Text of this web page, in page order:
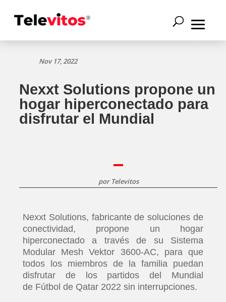
Nov 17, 2022
Nexxt Solutions propone un
hogar hiperconectado para
disfrutar el Mundial
por Televitos
Nexxt Solutions, fabricante de soluciones de
conectividad, propone un hogar
hiperconectado a través de su Sistema
Modular Mesh Vektor 3600-AC, para que
todos los miembros de la familia puedan
disfrutar de los partidos del Mundial
de Fútbol de Qatar 2022 sin interrupciones.